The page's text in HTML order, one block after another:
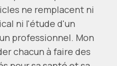
ne remplacent ni
ni l'étude d'un
professionnel. Mon
chacun à faire des